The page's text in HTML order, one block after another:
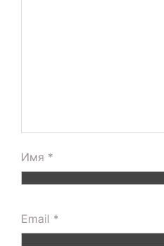
Имя *
Email *